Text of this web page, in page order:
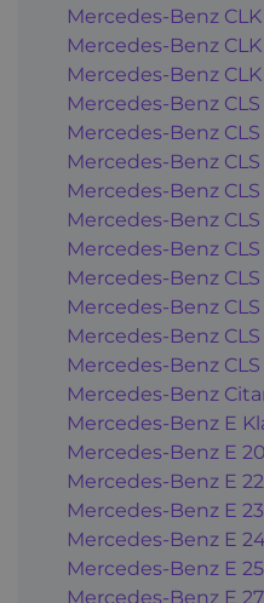
Mercedes-Benz
Mercedes-Benz CLK
Mercedes-Benz CLK
Mercedes-Benz CLS
Mercedes-Benz
Mercedes-Benz CLS
Mercedes-Benz CLS
Mercedes-Benz
Mercedes-Benz
Mercedes-Benz
Mercedes-Benz
Mercedes-Benz CLS
Mercedes-Benz CLS
Mercedes-Benz
Mercedes-Benz E
Mercedes-Benz E
Mercedes-Benz E
Mercedes-Benz E
Mercedes-Benz E
Mercedes-Benz E
Mercedes-Benz E